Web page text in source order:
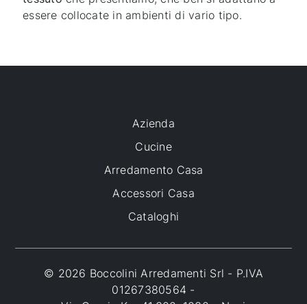
essere collocate in ambienti di vario tipo.
Azienda
Cucine
Arredamento Casa
Accessori Casa
Cataloghi
© 2026 Boccolini Arredamenti Srl - P.IVA
01267380564 -